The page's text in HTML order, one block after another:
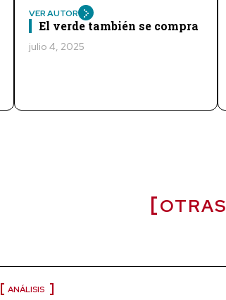
VER AUTOR
El verde también se compra
julio 4, 2025
OTRAS
ANÁLISIS